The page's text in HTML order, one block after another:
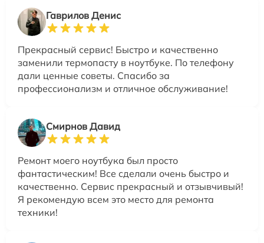
Гаврилов Денис
Прекрасный сервис! Быстро и качественно
заменили термопасту в ноутбуке. По телефону
дали ценные советы. Спасибо за
профессионализм и отличное обслуживание!
Смирнов Давид
Ремонт моего ноутбука был просто
фантастическим! Все сделали очень быстро и
качественно. Сервис прекрасный и отзывчивый!
Я рекомендую всем это место для ремонта
техники!